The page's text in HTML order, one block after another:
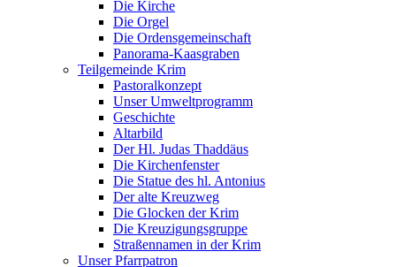
Die Kirche
Die Orgel
Die Ordensgemeinschaft
Panorama-Kaasgraben
Teilgemeinde Krim
Pastoralkonzept
Unser Umweltprogramm
Geschichte
Altarbild
Der Hl. Judas Thaddäus
Die Kirchenfenster
Die Statue des hl. Antonius
Der alte Kreuzweg
Die Glocken der Krim
Die Kreuzigungsgruppe
Straßennamen in der Krim
Unser Pfarrpatron